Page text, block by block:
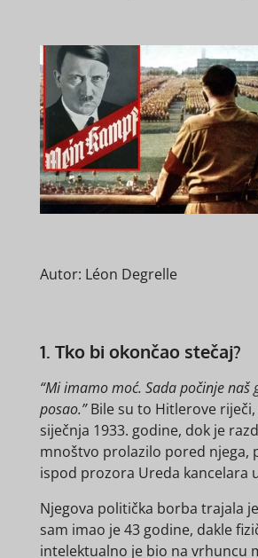
Autor: Léon Degrelle
1. Tko bi okončao stečaj?
“Mi imamo moć. Sada počinje naš
posao.”Bile su to Hitlerove
siječnja 1933. godine, dok je
mnoštvo prolazilo pored njega,
ispod prozora Ureda kancelara
Njegova politička borba trajala
sam imao je 43 godine, dakle
intelektualno je bio na vrhuncu